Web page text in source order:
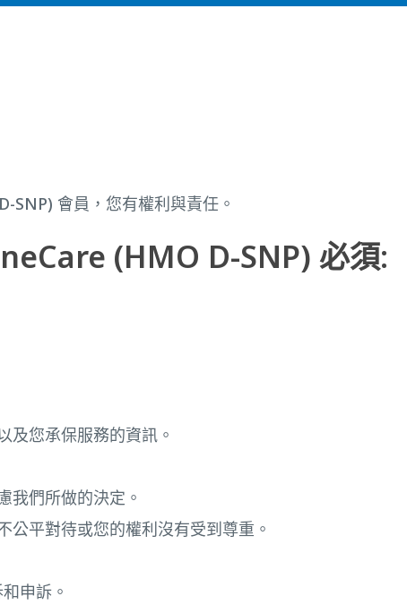
會員，您有權利與責任。
(HMO D-SNP) 必須:
及您承保服務的資訊。
我們所做的決定。
公平對待或您的權利沒有受到尊重。
申訴。